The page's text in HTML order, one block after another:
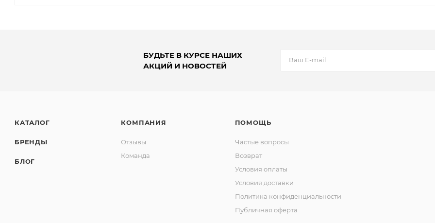
БУДЬТЕ В КУРСЕ НАШИХ
АКЦИЙ И НОВОСТЕЙ
КАТАЛОГ
БРЕНДЫ
БЛОГ
КОМПАНИЯ
Отзывы
Команда
ПОМОЩЬ
Частые вопросы
Возврат
Условия оплаты
Условия доставки
Политика конфиденциальности
Публичная оферта